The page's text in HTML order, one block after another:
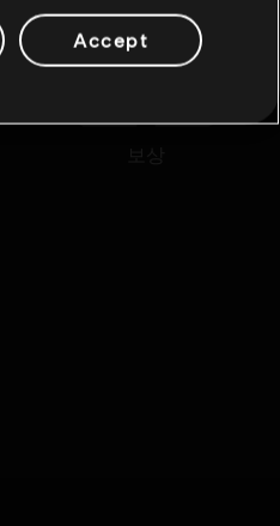
Accept